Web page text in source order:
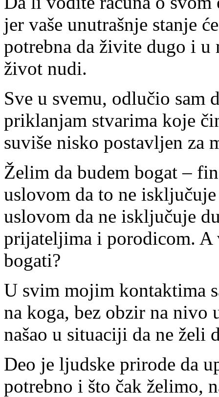
jer vaše unutrašnje stanje
potrebna da živite dugo i
život nudi.
Sve u svemu, odlučio sam
priklanjam stvarima koje
suviše nisko postavljen za
Želim da budem bogat –
uslovom da to ne
uslovom da ne isključuje
prijateljima i porodicom.
bogati?
U svim mojim kontaktima
na koga, bez obzir na nivo
našao u situaciji da ne želi
Deo je ljudske prirode da
potrebno i što čak želimo,